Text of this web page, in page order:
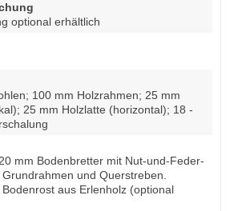
optional erhältlich
100 mm Holzrahmen; 25 mm
25 mm Holzlatte (horizontal); 18 -
mm Bodenbretter mit Nut-und-Feder-
und Querstreben.
aus Erlenholz (optional